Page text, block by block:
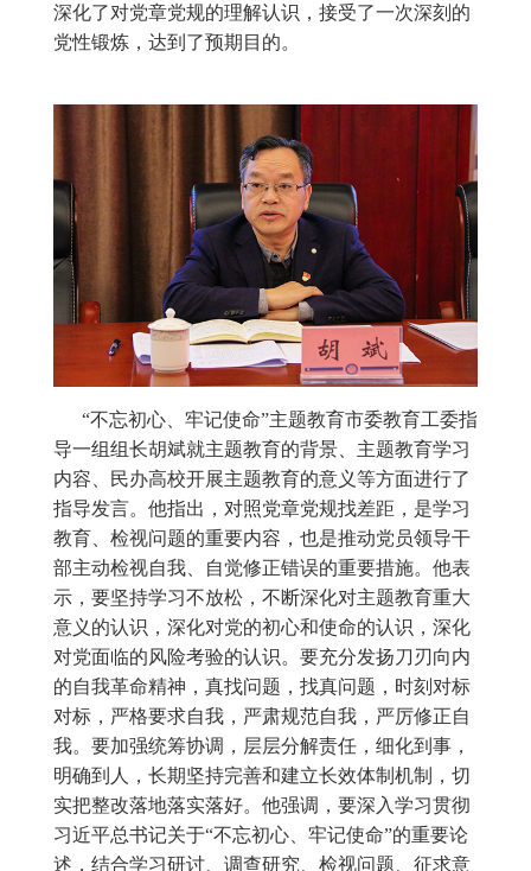
深化了对党章党规的理解认识，接受了一次深刻的
党性锻炼，达到了预期目的。
“不忘初心、牢记使命”主题教育市委教育工委指
导一组组长胡斌就主题教育的背景、主题教育学习
内容、民办高校开展主题教育的意义等方面进行了
指导发言。他指出，对照党章党规找差距，是学习
教育、检视问题的重要内容，也是推动党员领导干
部主动检视自我、自觉修正错误的重要措施。他表
示，要坚持学习不放松，不断深化对主题教育重大
意义的认识，深化对党的初心和使命的认识，深化
对党面临的风险考验的认识。要充分发扬刀刃向内
的自我革命精神，真找问题，找真问题，时刻对标
对标，严格要求自我，严肃规范自我，严厉修正自
我。要加强统筹协调，层层分解责任，细化到事，
明确到人，长期坚持完善和建立长效体制机制，切
实把整改落地落实落好。他强调，要深入学习贯彻
习近平总书记关于“不忘初心、牢记使命”的重要论
述，结合学习研讨、调查研究、检视问题、征求意